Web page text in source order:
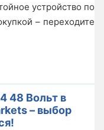
устройство по
– переходите
48 Вольт в
– выбор